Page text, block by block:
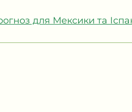
для Мексики та